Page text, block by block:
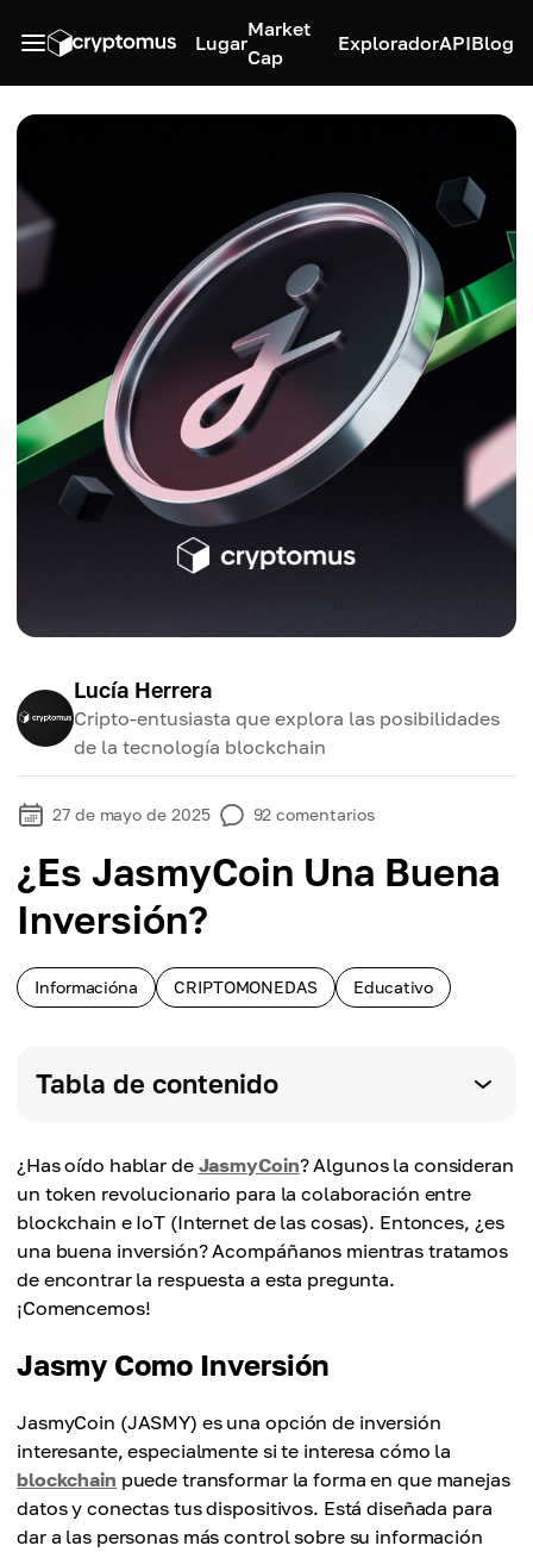
Lugar
Market
Cap
ExploradorAPIBlog
Lucía Herrera
Cripto-entusiasta que explora las posibilidades
de la tecnología blockchain
27 de mayo de 2025 92 comentarios
¿Es JasmyCoin Una Buena
Inversión?
Informacióna CRIPTOMONEDAS Educativo
Tabla de contenido
¿Has oído hablar de JasmyCoin? Algunos la consideran
un token revolucionario para la colaboración entre
blockchain e IoT (Internet de las cosas). Entonces, ¿es
una buena inversión? Acompáñanos mientras tratamos
de encontrar la respuesta a esta pregunta.
¡Comencemos!
Jasmy Como Inversión
JasmyCoin (JASMY) es una opción de inversión
interesante, especialmente si te interesa cómo la
blockchain puede transformar la forma en que manejas
datos y conectas tus dispositivos. Está diseñada para
dar a las personas más control sobre su información